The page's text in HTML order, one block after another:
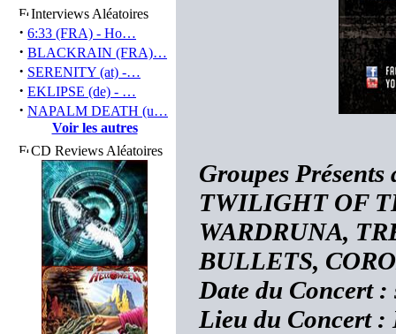
Interviews Aléatoires
· 6:33 (FRA) - Ho…
· BLACKRAIN (FRA)…
· SERENITY (at) -…
· EKLIPSE (de) - …
· NAPALM DEATH (u…
Voir les autres
CD Reviews Aléatoires
Groupes
TWILIGHT OF
WARDRUNA,
BULLETS,
Date du Concert :
Lieu du Concert :